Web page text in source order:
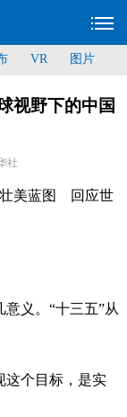
VR 图片
视野下的中国
社
美蓝图 回应世
义。“十三五”从
个目标，是实